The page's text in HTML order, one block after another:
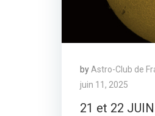
by Astro-Club de
juin 11, 2025
21 et 22